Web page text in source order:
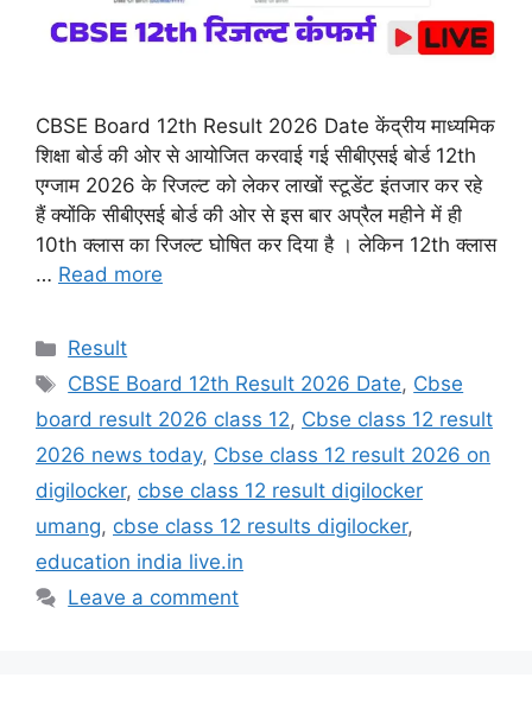
CBSE Board 12th Result 2026 Date केंद्रीय माध्यमिक
शिक्षा बोर्ड की ओर से आयोजित करवाई गई सीबीएसई बोर्ड 12th
एग्जाम 2026 के रिजल्ट को लेकर लाखों स्टूडेंट इंतजार कर रहे
हैं क्योंकि सीबीएसई बोर्ड की ओर से इस बार अप्रैल महीने में ही
10th क्लास का रिजल्ट घोषित कर दिया है । लेकिन 12th क्लास
… Read more
Categories
Result
Tags
CBSE Board 12th Result 2026 Date, Cbse
board result 2026 class 12, Cbse class 12 result
2026 news today, Cbse class 12 result 2026 on
digilocker, cbse class 12 result digilocker
umang, cbse class 12 results digilocker,
education india live.in
Leave a comment